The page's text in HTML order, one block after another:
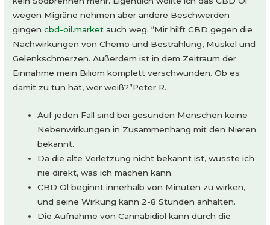
wegen Migräne nehmen aber andere Beschwerden
gingencbd-oil.market auch weg. “Mir hilft CBD gegen die
Nachwirkungen von Chemo und Bestrahlung, Muskel und
Gelenkschmerzen. Außerdem ist in dem Zeitraum der
Einnahme mein Biliom komplett verschwunden. Ob es
damit zu tun hat, wer weiß?”Peter R.
Auf jeden Fall sind bei gesunden Menschen keine
Nebenwirkungen in Zusammenhang mit den Nieren
bekannt.
Da die alte Verletzung nicht bekannt ist, wusste ich
nie direkt, was ich machen kann.
CBD Öl beginnt innerhalb von Minuten zu wirken,
und seine Wirkung kann 2-8 Stunden anhalten.
Die Aufnahme von Cannabidiol kann durch die